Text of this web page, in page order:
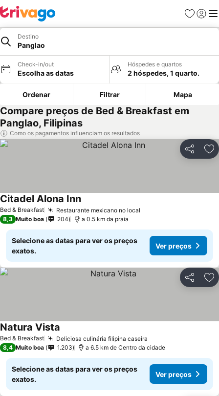
Favoritos
Iniciar
Destino
Panglao
Check-in/out
Escolha as datas
Hóspedes e quartos
2 hóspedes, 1 quarto.
Ordenar Filtrar Mapa
Compare preços de Bed & Breakfast em
Panglao, Filipinas
Como os pagamentos influenciam os resultados
Partilhar
Bed & Breakfast Restaurante mexicano no local
Citadel Alona Inn
8,3 Muito boa 204 a 0.5 km da praia
Selecione as datas para ver os preços
exatos.
Ver preços
Partilhar
Bed & Breakfast Deliciosa culinária filipina caseira
Natura Vista
8,4 Muito boa 1.203 a 6.5 km de Centro da cidade
Selecione as datas para ver os preços
exatos.
Ver preços